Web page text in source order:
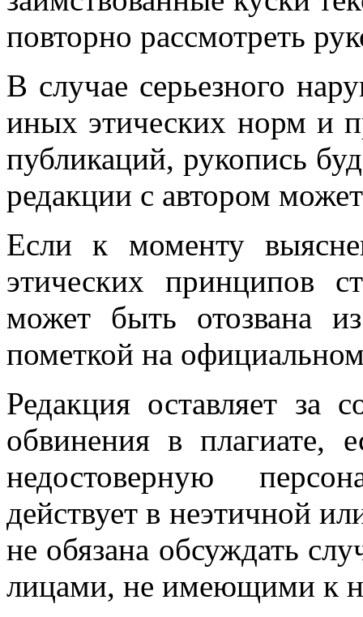
повторно рассмотреть
В случае серьезного
иных этических норм и
публикаций, рукопись
редакции с автором
Если к моменту
этических принципов
может быть отозвана
пометкой на
Редакция оставляет за
обвинения в плагиате,
недостоверную
действует в неэтичной
не обязана обсуждать
лицами, не имеющими к